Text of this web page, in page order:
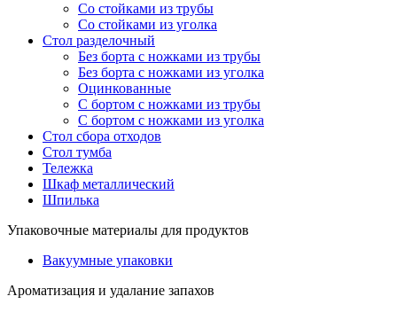
Со стойками из трубы
Со стойками из уголка
Стол разделочный
Без борта с ножками из трубы
Без борта с ножками из уголка
Оцинкованные
С бортом с ножками из трубы
С бортом с ножками из уголка
Стол сбора отходов
Стол тумба
Тележка
Шкаф металлический
Шпилька
Упаковочные материалы для продуктов
Вакуумные упаковки
Ароматизация и удалание запахов